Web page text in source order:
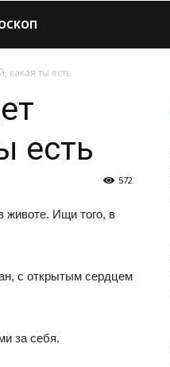
какая ты есть
есть
572
животе. Ищи того, в
с открытым сердцем
за себя.